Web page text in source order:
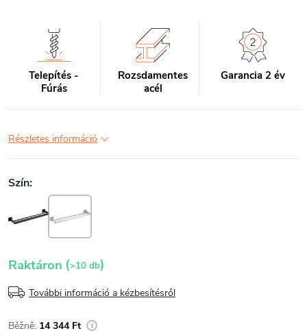
Telepítés -
Fúrás
Rozsdamentes
acél
Garancia 2 év
Részletes információ
Raktáron (>10 db)
További információ a kézbesítésről
14 344 Ft